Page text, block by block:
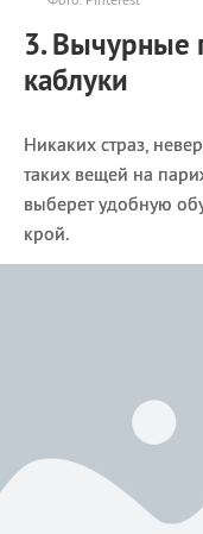
3. Вычурные
каблуки
Никаких страз,
таких вещей на
выберет удобную
крой.